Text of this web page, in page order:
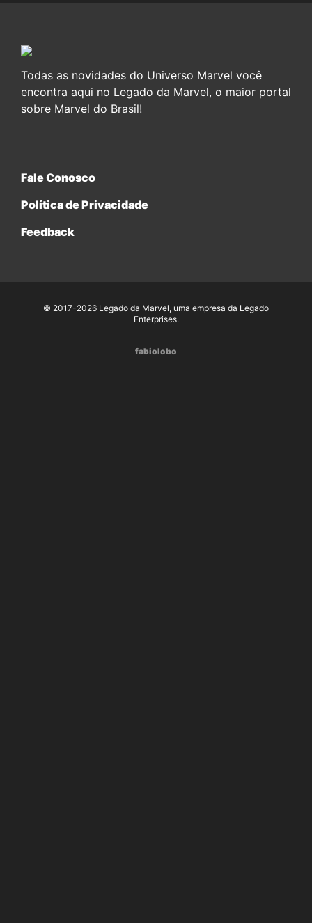
Todas as novidades do Universo Marvel você
encontra aqui no Legado da Marvel, o maior portal
sobre Marvel do Brasil!
Fale Conosco
Política de Privacidade
Feedback
© 2017-2026 Legado da Marvel, uma empresa da Legado
Enterprises.
fabiolobo